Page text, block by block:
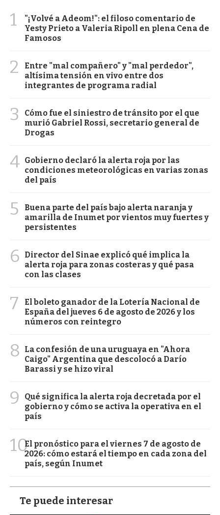
1
"¡Volvé a Adeom!": el filoso comentario de
Yesty Prieto a Valeria Ripoll en plena Cena de
Famosos
2
Entre "mal compañero" y "mal perdedor",
altísima tensión en vivo entre dos
integrantes de programa radial
3
Cómo fue el siniestro de tránsito por el que
murió Gabriel Rossi, secretario general de
Drogas
4 Gobierno declaró la alerta roja por las
condiciones meteorológicas en varias zonas
del país
5
Buena parte del país bajo alerta naranja y
amarilla de Inumet por vientos muy fuertes y
persistentes
6
Director del Sinae explicó qué implica la
alerta roja para zonas costeras y qué pasa
con las clases
7
El boleto ganador de la Lotería Nacional de
España del jueves 6 de agosto de 2026 y los
números con reintegro
8
La confesión de una uruguaya en "Ahora
Caigo" Argentina que descolocó a Darío
Barassi y se hizo viral
9
Qué significa la alerta roja decretada por el
gobierno y cómo se activa la operativa en el
país
10El pronóstico para el viernes 7 de agosto de
2026: cómo estará el tiempo en cada zona del
país, según Inumet
Te puede interesar